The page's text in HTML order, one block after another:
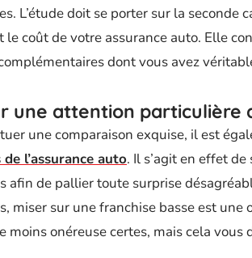
L’étude doit se porter sur la seconde
le coût de votre assurance auto. Elle
dont vous avez
une attention particulière
une comparaison exquise, il est
l’assurance auto. Il s’agit en effet
afin de pallier toute surprise
miser sur une franchise basse est une
moins onéreuse certes, mais cela vous